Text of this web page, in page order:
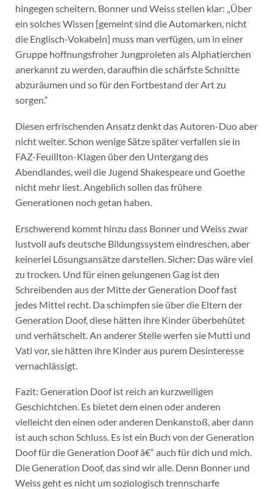
hingegen scheitern. Bonner und Weiss stellen klar: „Über
ein solches Wissen [gemeint sind die Automarken, nicht
die Englisch-Vokabeln] muss man verfügen, um in einer
Gruppe hoffnungsfroher Jungproleten als Alphatierchen
anerkannt zu werden, daraufhin die schärfste Schnitte
abzuräumen und so für den Fortbestand der Art zu
sorgen.“
Diesen erfrischenden Ansatz denkt das Autoren-Duo aber
nicht weiter. Schon wenige Sätze später verfallen sie in
FAZ-Feuillton-Klagen über den Untergang des
Abendlandes, weil die Jugend Shakespeare und Goethe
nicht mehr liest. Angeblich sollen das frühere
Generationen noch getan haben.
Erschwerend kommt hinzu dass Bonner und Weiss zwar
lustvoll aufs deutsche Bildungssystem eindreschen, aber
keinerlei Lösungsansätze darstellen. Sicher: Das wäre viel
zu trocken. Und für einen gelungenen Gag ist den
Schreibenden aus der Mitte der Generation Doof fast
jedes Mittel recht. Da schimpfen sie über die Eltern der
Generation Doof, diese hätten ihre Kinder überbehütet
und verhätschelt. An anderer Stelle werfen sie Mutti und
Vati vor, sie hätten ihre Kinder aus purem Desinteresse
vernachlässigt.
Fazit: Generation Doof ist reich an kurzweiligen
Geschichtchen. Es bietet dem einen oder anderen
vielleicht den einen oder anderen Denkanstoß, aber dann
ist auch schon Schluss. Es ist ein Buch von der Generation
Doof für die Generation Doof â€“ auch für dich und mich.
Die Generation Doof, das sind wir alle. Denn Bonner und
Weiss geht es nicht um soziologisch trennscharfe